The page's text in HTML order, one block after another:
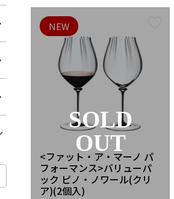
<ファット・ア・マーノ パ
フォーマンス>バリューパ
ック ピノ・ノワール(クリ
ア)(2個入)
NEW
SOLD
OUT